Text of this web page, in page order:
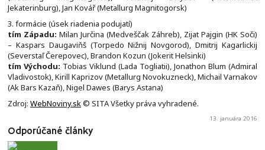
Jekaterinburg), Jan Kovář (Metallurg Magnitogorsk)
3. formácie (úsek riadenia podujatí)
tím Západu: Milan Jurčina (Medveščak Záhreb), Zijat Pajgin (HK Soči)
– Kaspars Daugaviňš (Torpedo Nižnij Novgorod), Dmitrij Kagarlickij
(Severstaľ Čerepovec), Brandon Kozun (Jokerit Helsinki)
tím Východu: Tobias Viklund (Lada Togliatii), Jonathon Blum (Admiral
Vladivostok), Kirill Kaprizov (Metallurg Novokuzneck), Michail Varnakov
(Ak Bars Kazaň), Nigel Dawes (Barys Astana)
Zdroj: WebNoviny.sk© SITA Všetky práva vyhradené.
13. januára 2016
Odporúčané články